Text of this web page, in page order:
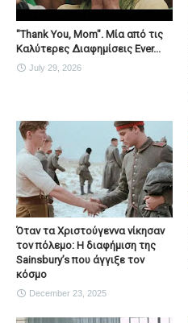
"Thank You, Mοm". Μία από τις
Καλύτερες Διαφημίσεις Ever...
July 29, 2026
Όταν τα Χριστούγεννα νίκησαν
τον πόλεμο: Η διαφήμιση της
Sainsbury’s που άγγιξε τον
κόσμο
December 23, 2025